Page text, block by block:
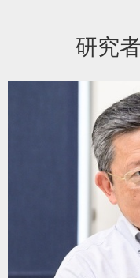
研究